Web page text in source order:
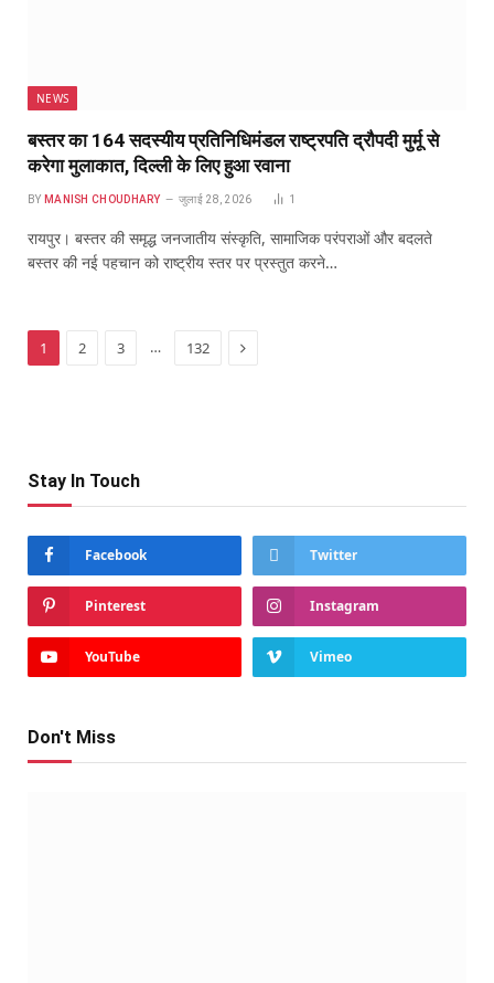
NEWS
बस्तर का 164 सदस्यीय प्रतिनिधिमंडल राष्ट्रपति द्रौपदी मुर्मू से
करेगा मुलाकात, दिल्ली के लिए हुआ रवाना
BY MANISH CHOUDHARY जुलाई 28, 2026 1
रायपुर। बस्तर की समृद्ध जनजातीय संस्कृति, सामाजिक परंपराओं और बदलते
बस्तर की नई पहचान को राष्ट्रीय स्तर पर प्रस्तुत करने…
1 2 3 … 132 Next
Stay In Touch
Facebook Twitter
Pinterest Instagram
YouTube Vimeo
Don't Miss